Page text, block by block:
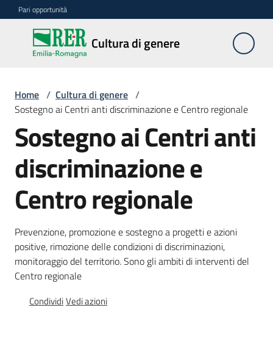
Vai al contenuto
Vai alla navigazione
Vai al footer
Pari opportunità
Cultura di genere
Cultura
di
Azioni
Divulgazione
Pari
opportunità
Home / Cultura di genere /
Sostegno ai Centri anti discriminazione e Centro regionale
Sostegno ai Centri anti
discriminazione e
Centro regionale
Prevenzione, promozione e sostegno a progetti e azioni
positive, rimozione delle condizioni di discriminazioni,
monitoraggio del territorio. Sono gli ambiti di interventi del
Centro regionale
CondividiVedi azioni